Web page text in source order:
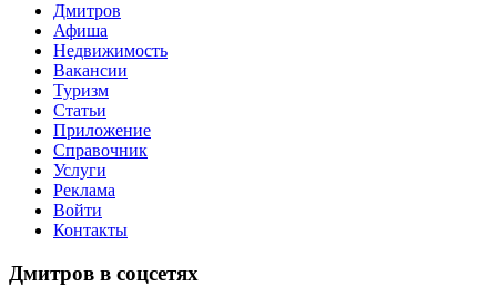
Дмитров
Афиша
Недвижимость
Вакансии
Туризм
Статьи
Приложение
Справочник
Услуги
Реклама
Войти
Контакты
Дмитров в соцсетях